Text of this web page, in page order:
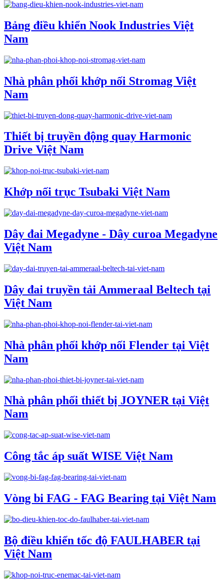
Bảng điều khiển Nook Industries Việt
Nam
Nhà phân phối khớp nối Stromag Việt
Nam
Thiết bị truyền động quay Harmonic
Drive Việt Nam
Khớp nối trục Tsubaki Việt Nam
Dây đai Megadyne - Dây curoa Megadyne
Việt Nam
Dây đai truyền tải Ammeraal Beltech tại
Việt Nam
Nhà phân phối khớp nối Flender tại Việt
Nam
Nhà phân phối thiết bị JOYNER tại Việt
Nam
Công tắc áp suất WISE Việt Nam
Vòng bi FAG - FAG Bearing tại Việt Nam
Bộ điều khiển tốc độ FAULHABER tại
Việt Nam